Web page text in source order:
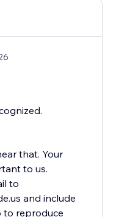
that. Your
to us.
to
and include
to reproduce